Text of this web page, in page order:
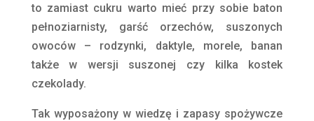
to zamiast cukru warto mieć przy sobie baton
pełnoziarnisty, garść orzechów, suszonych
owoców – rodzynki, daktyle, morele, banan
także w wersji suszonej czy kilka kostek
czekolady.
Tak wyposażony w wiedzę i zapasy spożywcze